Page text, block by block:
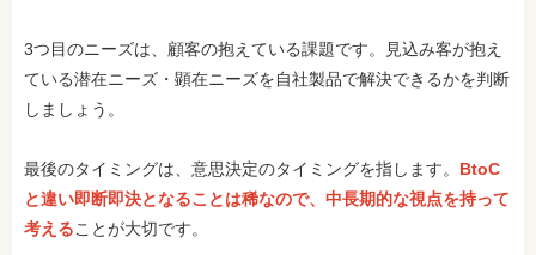
3つ目のニーズは、顧客の抱えている課題です。見込み客が抱え
ている潜在ニーズ・顕在ニーズを自社製品で解決できるかを判断
しましょう。
最後のタイミングは、意思決定のタイミングを指します。 BtoC
と違い即断即決となることは稀なので、中長期的な視点を持って
考えることが大切です。